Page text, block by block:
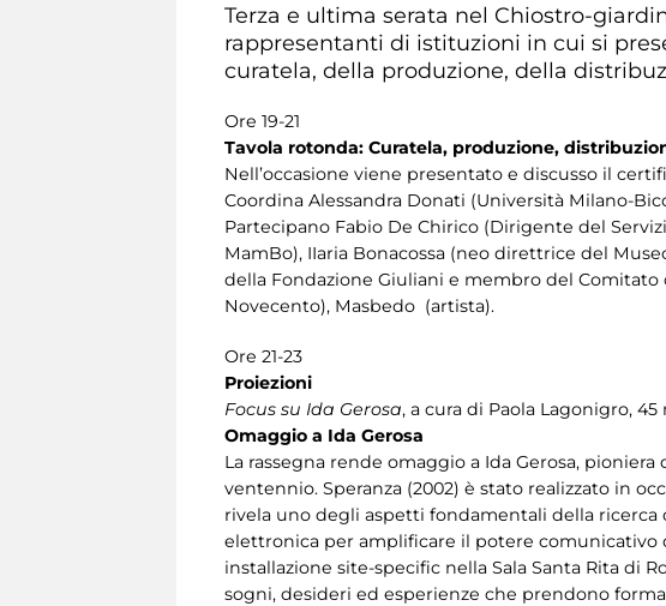
Terza e ultima serata nel Chiostro-
rappresentanti di istituzioni in cui si
curatela, della produzione, della
Ore 19-21
Tavola rotonda: Curatela, produzione,
Nell’occasione viene presentato e discusso il
Coordina Alessandra Donati (Università Milano-
Partecipano Fabio De Chirico (Dirigente del
MamBo), IIaria Bonacossa (neo direttrice del
della Fondazione Giuliani e membro del Comitato
Novecento), Masbedo (artista).
Ore 21-23
Proiezioni
Focus su Ida Gerosa, a cura di Paola Lagonigro, 45
Omaggio a Ida Gerosa
La rassegna rende omaggio a Ida Gerosa,
ventennio. Speranza (2002) è stato realizzato in
rivela uno degli aspetti fondamentali della ricerca
elettronica per amplificare il potere comunicativo
installazione site-specific nella Sala Santa Rita di
sogni, desideri ed esperienze che prendono